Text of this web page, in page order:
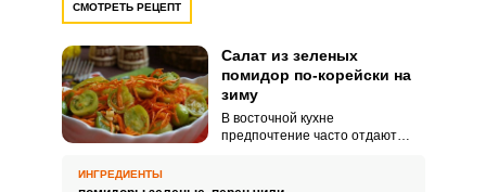
СМОТРЕТЬ РЕЦЕПТ
Салат из зеленых
помидор по-корейски на
зиму
В восточной кухне
предпочтение часто отдают
редко стараются перенять
ИНГРЕДИЕНТЫ